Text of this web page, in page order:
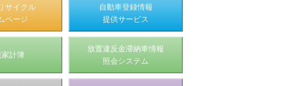
サイクル
ページ
自動車登録情報
提供サービス
計簿
放置違反金滞納車情報
照会システム